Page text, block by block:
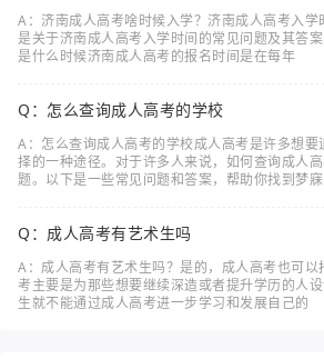
A：济南成人高考啥时候入学？济南成人高考入
是关于济南成人高考入学时间的常见问题及其答
是什么时候济南成人高考的报名时间是在每年
Q：怎么查询成人高考的学校
A：怎么查询成人高考的学校成人高考是许多想
择的一种途径。对于许多人来说，如何查询成人
题。以下是一些常见问题和答案，帮助你找到梦寐
Q：成人高考有艺术生吗
A：成人高考有艺术生吗？是的，成人高考也可以
考主要是为那些想要继续深造或者提升学历的人
生就不能通过成人高考进一步学习和发展自己的